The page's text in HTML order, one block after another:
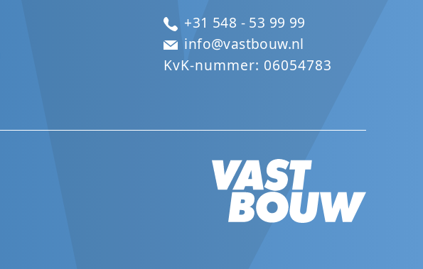
+31 548 - 53 99 99
info@vastbouw.nl
KvK-nummer: 06054783